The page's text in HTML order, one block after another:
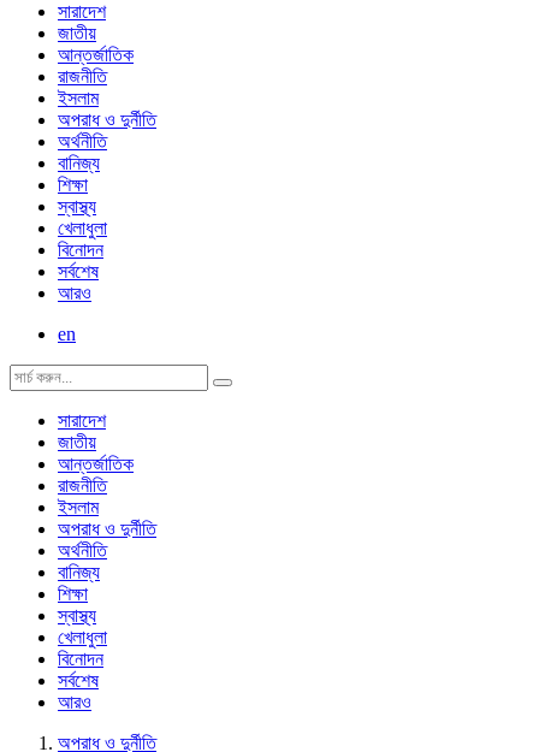
সারাদেশ
জাতীয়
আন্তর্জাতিক
রাজনীতি
ইসলাম
অপরাধ ও দুর্নীতি
অর্থনীতি
বানিজ্য
শিক্ষা
স্বাস্থ্য
খেলাধুলা
বিনোদন
সর্বশেষ
আরও
en
সারাদেশ
জাতীয়
আন্তর্জাতিক
রাজনীতি
ইসলাম
অপরাধ ও দুর্নীতি
অর্থনীতি
বানিজ্য
শিক্ষা
স্বাস্থ্য
খেলাধুলা
বিনোদন
সর্বশেষ
আরও
অপরাধ ও দুর্নীতি